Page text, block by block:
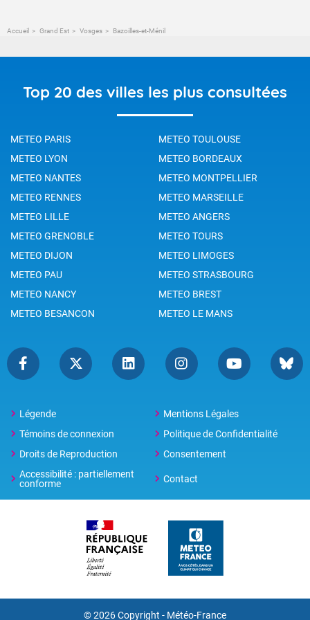
Accueil Grand Est Vosges Bazoilles-et-Ménil
Top 20 des villes les plus consultées
METEO PARIS
METEO TOULOUSE
METEO LYON
METEO BORDEAUX
METEO NANTES
METEO MONTPELLIER
METEO RENNES
METEO MARSEILLE
METEO LILLE
METEO ANGERS
METEO GRENOBLE
METEO TOURS
METEO DIJON
METEO LIMOGES
METEO PAU
METEO STRASBOURG
METEO NANCY
METEO BREST
METEO BESANCON
METEO LE MANS
Légende
Mentions Légales
Témoins de connexion
Politique de Confidentialité
Droits de Reproduction
Consentement
Accessibilité : partiellement
conforme
Contact
© 2026 Copyright - Météo-France